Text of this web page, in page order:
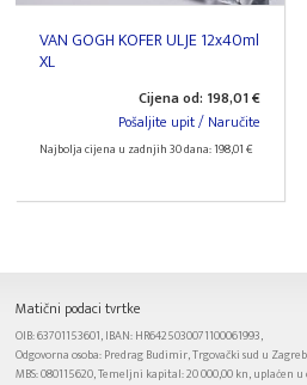
VAN GOGH KOFER ULJE 12x40ml
XL
Cijena od: 198,01 €
Pošaljite upit / Naručite
Najbolja cijena u zadnjih 30 dana: 198,01 €
Matični podaci tvrtke
OIB: 63701153601, IBAN: HR6425030071100061993,
Odgovorna osoba: Predrag Budimir, Trgovački sud u
MBS: 080115620, Temeljni kapital: 20 000,00 kn, uplaćen